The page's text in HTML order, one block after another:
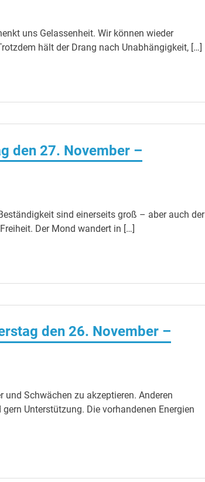
uns Gelassenheit. Wir können wieder
hält der Drang nach Unabhängigkeit, […]
den 27. November –
sind einerseits groß – aber auch der
Der Mond wandert in […]
den 26. November –
Schwächen zu akzeptieren. Anderen
Unterstützung. Die vorhandenen Energien